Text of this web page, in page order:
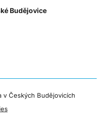
Budějovice
v Českých Budějovicích